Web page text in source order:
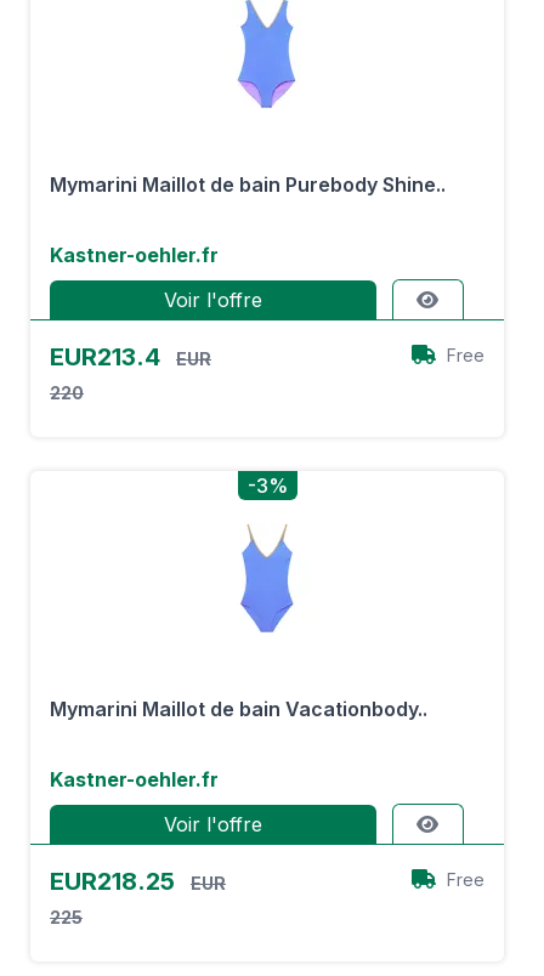
Mymarini Maillot de bain Purebody Shine..
Kastner-oehler.fr
Voir l'offre
EUR213.4
EUR
220
Free
-3%
Mymarini Maillot de bain Vacationbody..
Kastner-oehler.fr
Voir l'offre
EUR218.25
EUR
225
Free